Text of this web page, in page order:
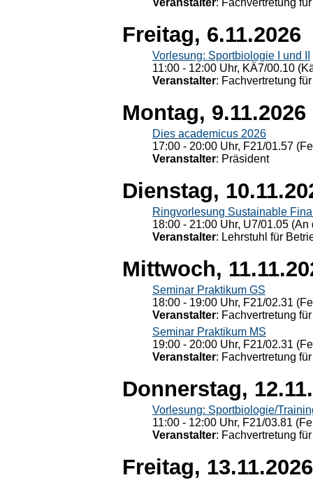
Veranstalter: Fachvertretung
Freitag, 6.11.2026
Vorlesung: Sportbiologie I und II
11:00 - 12:00 Uhr, KÄ7/00.10
Veranstalter: Fachvertretung
Montag, 9.11.2026
Dies academicus 2026
17:00 - 20:00 Uhr, F21/01.57
Veranstalter: Präsident
Dienstag,
Ringvorlesung Sustainable
18:00 - 21:00 Uhr, U7/01.05
Veranstalter: Lehrstuhl für
Mittwoch,
Seminar Praktikum GS
18:00 - 19:00 Uhr, F21/02.31
Veranstalter: Fachvertretung
Seminar Praktikum MS
19:00 - 20:00 Uhr, F21/02.31
Veranstalter: Fachvertretung
Donnerstag,
Vorlesung: Sportbiologie/
11:00 - 12:00 Uhr, F21/03.81
Veranstalter: Fachvertretung
Freitag, 13.11.2026